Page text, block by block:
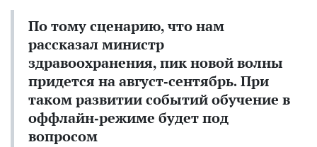
По тому сценарию, что нам
рассказал министр
здравоохранения, пик новой волны
придется на август-сентябрь. При
таком развитии событий обучение в
оффлайн-режиме будет под
вопросом